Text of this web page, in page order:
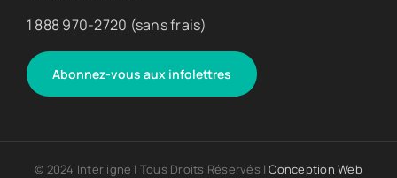
1 888 970-2720 (sans frais)
Abonnez-vous aux infolettres
© 2024 Interligne | Tous Droits Réservés |Conception Web